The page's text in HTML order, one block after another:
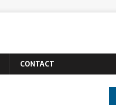
CONTACT